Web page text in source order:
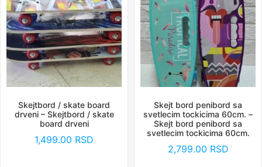
Skejtbord / skate board
drveni – Skejtbord / skate
board drveni
1,499.00 RSD
Skejt bord penibord sa
svetlecim tockicima 60cm. –
Skejt bord penibord sa
svetlecim tockicima 60cm.
2,799.00 RSD